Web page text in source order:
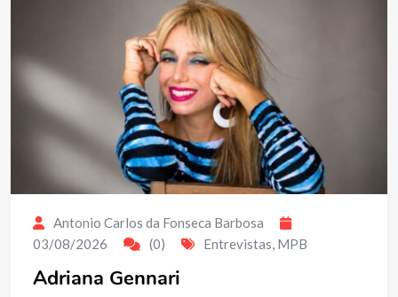
Antonio Carlos da Fonseca Barbosa
03/08/2026
(0) Entrevistas, MPB
Adriana Gennari